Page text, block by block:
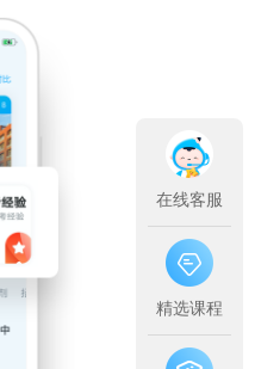
在线客服
精选课程